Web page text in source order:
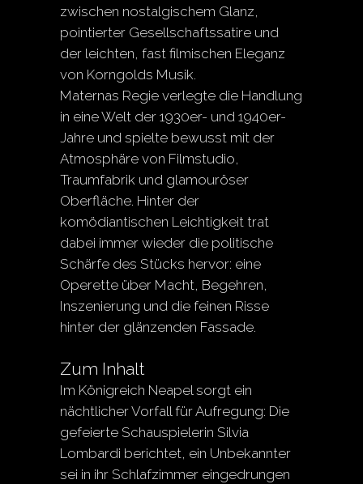
zwischen nostalgischem Glanz,
pointierter Gesellschaftssatire und
der leichten, fast filmischen Eleganz
von Korngolds Musik.
Maternas Regie verlegte die Handlung
in eine Welt der 1930er- und 1940er-
Jahre und spielte bewusst mit der
Atmosphäre von Filmstudio,
Traumfabrik und glamouröser
Oberfläche. Hinter der
komödiantischen Leichtigkeit trat
dabei immer wieder die politische
Schärfe des Stücks hervor: eine
Operette über Macht, Begehren,
Inszenierung und die feinen Risse
hinter der glänzenden Fassade.
Zum Inhalt
Im Königreich Neapel sorgt ein
nächtlicher Vorfall für Aufregung: Die
gefeierte Schauspielerin Silvia
Lombardi berichtet, ein Unbekannter
sei in ihr Schlafzimmer eingedrungen